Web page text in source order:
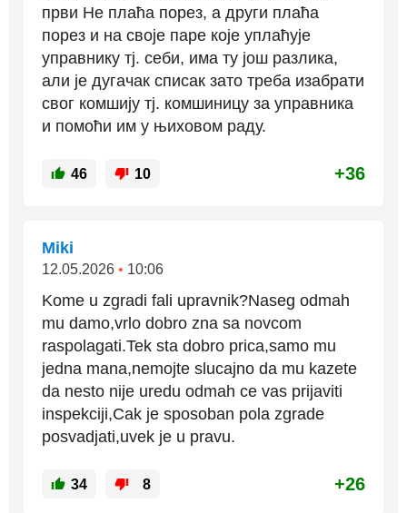
први Не плаћа порез, а други плаћа
порез и на своје паре које уплаћује
управнику тј. себи, има ту још разлика,
али је дугачак списак зато треба изабрати
свог комшију тј. комшиницу за управника
и помоћи им у њиховом раду.
46 10 +36
Miki
12.05.2026 • 10:06
Kome u zgradi fali upravnik?Naseg odmah
mu damo,vrlo dobro zna sa novcom
raspolagati.Tek sta dobro prica,samo mu
jedna mana,nemojte slucajno da mu kazete
da nesto nije uredu odmah ce vas prijaviti
inspekciji,Cak je sposoban pola zgrade
posvadjati,uvek je u pravu.
34 8 +26